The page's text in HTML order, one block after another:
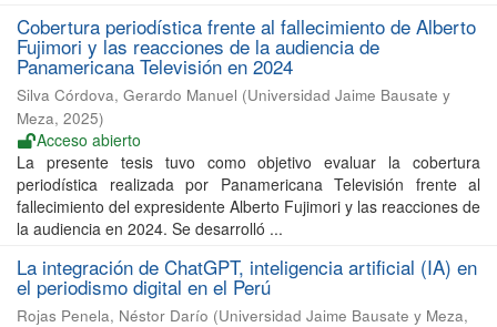
Cobertura periodística frente al fallecimiento de Alberto
Fujimori y las reacciones de la audiencia de
Panamericana Televisión en 2024
Silva Córdova, Gerardo Manuel (Universidad Jaime Bausate y
Meza, 2025)
Acceso abierto
La presente tesis tuvo como objetivo evaluar la cobertura
periodística realizada por Panamericana Televisión frente al
fallecimiento del expresidente Alberto Fujimori y las reacciones de
la audiencia en 2024. Se desarrolló ...
La integración de ChatGPT, inteligencia artificial (IA) en
el periodismo digital en el Perú
Rojas Penela, Néstor Darío (Universidad Jaime Bausate y Meza,